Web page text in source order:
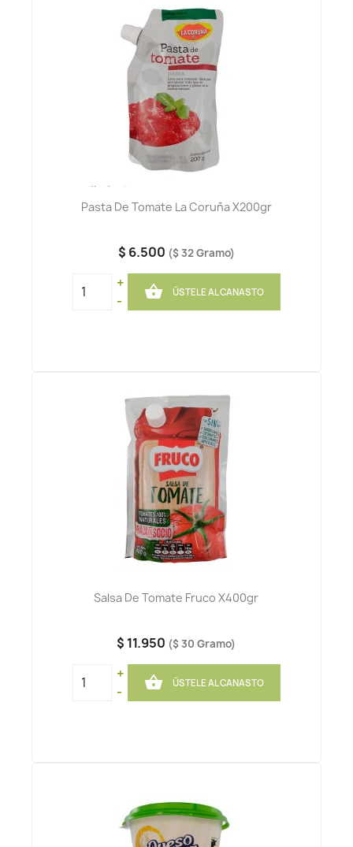
Pasta De Tomate La Coruña X200gr
$ 6.500 ($ 32 Gramo)
+
-
 ÚSTELE AL CANASTO
Salsa De Tomate Fruco X400gr
$ 11.950 ($ 30 Gramo)
+
-
 ÚSTELE AL CANASTO